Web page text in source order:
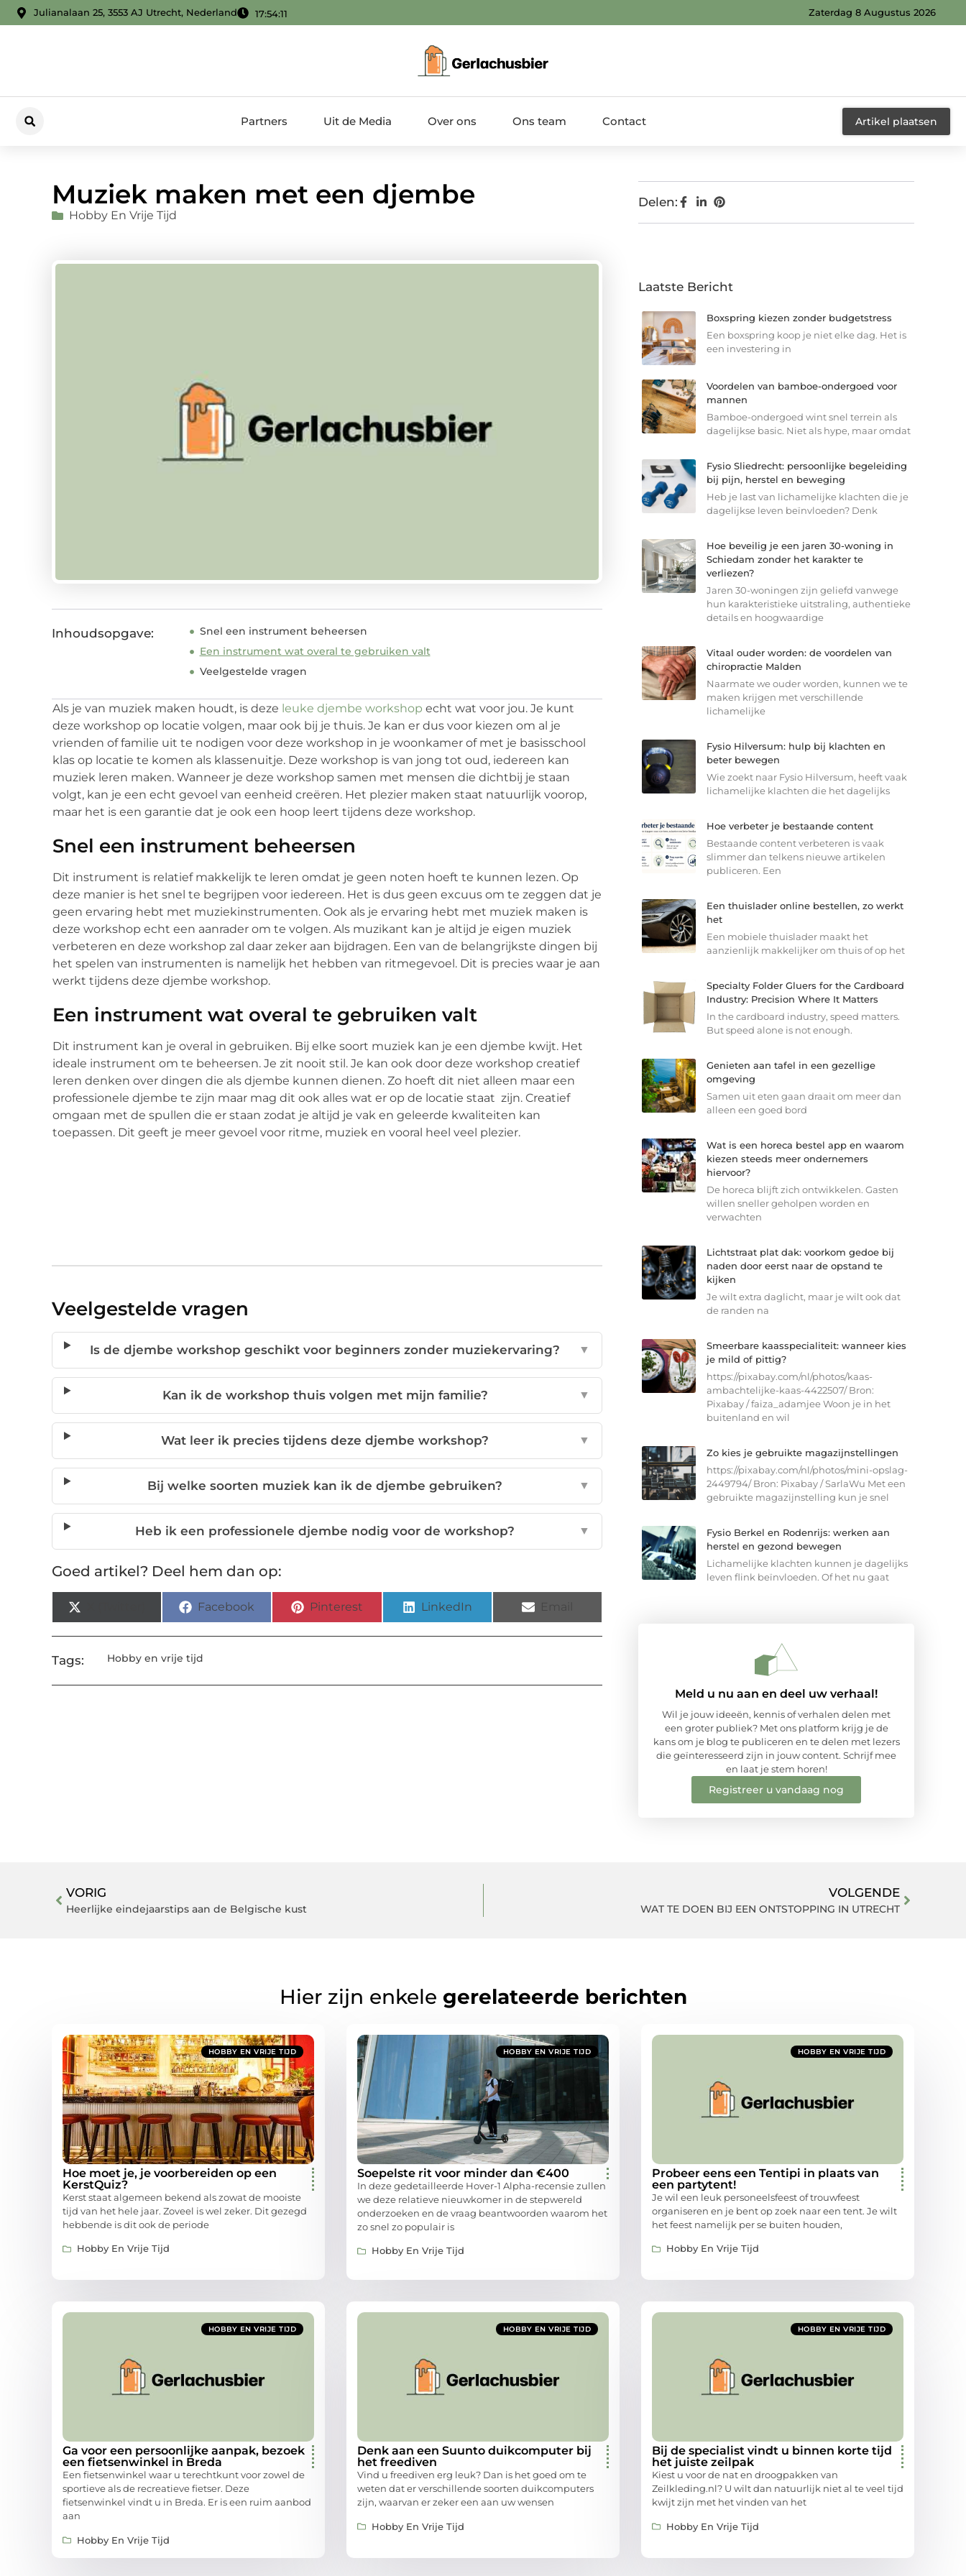
Julianalaan 25, 3553 AJ Utrecht, Nederland 17:54:12 Zaterdag 8 Augustus 2026
Partners Uit de Media Over ons Ons team Contact Artikel plaatsen
Muziek maken met een djembe
Hobby En Vrije Tijd
Inhoudsopgave:
Snel een instrument beheersen
Een instrument wat overal te gebruiken valt
Veelgestelde vragen
Als je van muziek maken houdt, is deze leuke djembe workshop echt wat voor jou. Je kunt
deze workshop op locatie volgen, maar ook bij je thuis. Je kan er dus voor kiezen om al je
vrienden of familie uit te nodigen voor deze workshop in je woonkamer of met je basisschool
klas op locatie te komen als klassenuitje. Deze workshop is van jong tot oud, iedereen kan
muziek leren maken. Wanneer je deze workshop samen met mensen die dichtbij je staan
volgt, kan je een echt gevoel van eenheid creëren. Het plezier maken staat natuurlijk voorop,
maar het is een garantie dat je ook een hoop leert tijdens deze workshop.
Snel een instrument beheersen
Dit instrument is relatief makkelijk te leren omdat je geen noten hoeft te kunnen lezen. Op
deze manier is het snel te begrijpen voor iedereen. Het is dus geen excuus om te zeggen dat je
geen ervaring hebt met muziekinstrumenten. Ook als je ervaring hebt met muziek maken is
deze workshop echt een aanrader om te volgen. Als muzikant kan je altijd je eigen muziek
verbeteren en deze workshop zal daar zeker aan bijdragen. Een van de belangrijkste dingen bij
het spelen van instrumenten is namelijk het hebben van ritmegevoel. Dit is precies waar je aan
werkt tijdens deze djembe workshop.
Een instrument wat overal te gebruiken valt
Dit instrument kan je overal in gebruiken. Bij elke soort muziek kan je een djembe kwijt. Het
ideale instrument om te beheersen. Je zit nooit stil. Je kan ook door deze workshop creatief
leren denken over dingen die als djembe kunnen dienen. Zo hoeft dit niet alleen maar een
professionele djembe te zijn maar mag dit ook alles wat er op de locatie staat zijn. Creatief
omgaan met de spullen die er staan zodat je altijd je vak en geleerde kwaliteiten kan
toepassen. Dit geeft je meer gevoel voor ritme, muziek en vooral heel veel plezier.
Veelgestelde vragen
Is de djembe workshop geschikt voor beginners zonder muziekervaring? ▼
Kan ik de workshop thuis volgen met mijn familie? ▼
Wat leer ik precies tijdens deze djembe workshop? ▼
Bij welke soorten muziek kan ik de djembe gebruiken? ▼
Heb ik een professionele djembe nodig voor de workshop? ▼
Goed artikel? Deel hem dan op:
Facebook Pinterest LinkedIn
Tags: Hobby en vrije tijd
Delen:
Laatste Bericht
Boxspring kiezen zonder budgetstress
Een boxspring koop je niet elke dag. Het is
een investering in
Voordelen van bamboe-ondergoed voor
mannen
Bamboe-ondergoed wint snel terrein als
dagelijkse basic. Niet als hype, maar omdat
Fysio Sliedrecht: persoonlijke begeleiding
bij pijn, herstel en beweging
Heb je last van lichamelijke klachten die je
dagelijkse leven beïnvloeden? Denk
Hoe beveilig je een jaren 30-woning in
Schiedam zonder het karakter te
verliezen?
Jaren 30-woningen zijn geliefd vanwege
hun karakteristieke uitstraling, authentieke
details en hoogwaardige
Vitaal ouder worden: de voordelen van
chiropractie Malden
Naarmate we ouder worden, kunnen we te
maken krijgen met verschillende
lichamelijke
Fysio Hilversum: hulp bij klachten en
beter bewegen
Wie zoekt naar Fysio Hilversum, heeft vaak
lichamelijke klachten die het dagelijks
Hoe verbeter je bestaande content
Bestaande content verbeteren is vaak
slimmer dan telkens nieuwe artikelen
publiceren. Een
Een thuislader online bestellen, zo werkt
het
Een mobiele thuislader maakt het
aanzienlijk makkelijker om thuis of op het
Specialty Folder Gluers for the Cardboard
Industry: Precision Where It Matters
In the cardboard industry, speed matters.
But speed alone is not enough.
Genieten aan tafel in een gezellige
omgeving
Samen uit eten gaan draait om meer dan
alleen een goed bord
Wat is een horeca bestel app en waarom
kiezen steeds meer ondernemers
hiervoor?
De horeca blijft zich ontwikkelen. Gasten
willen sneller geholpen worden en
verwachten
Lichtstraat plat dak: voorkom gedoe bij
naden door eerst naar de opstand te
kijken
Je wilt extra daglicht, maar je wilt ook dat
de randen na
Smeerbare kaasspecialiteit: wanneer kies
je mild of pittig?
https://pixabay.com/nl/photos/kaas-
ambachtelijke-kaas-4422507/ Bron:
Pixabay / faiza_adamjee Woon je in het
buitenland en wil
Zo kies je gebruikte magazijnstellingen
https://pixabay.com/nl/photos/mini-opslag-
2449794/ Bron: Pixabay / SarlaWu Met een
gebruikte magazijnstelling kun je snel
Fysio Berkel en Rodenrijs: werken aan
herstel en gezond bewegen
Lichamelijke klachten kunnen je dagelijks
leven flink beïnvloeden. Of het nu gaat
Meld u nu aan en deel uw verhaal!
Wil je jouw ideeën, kennis of verhalen delen met
een groter publiek? Met ons platform krijg je de
kans om je blog te publiceren en te delen met lezers
die geïnteresseerd zijn in jouw content. Schrijf mee
en laat je stem horen!
Registreer u vandaag nog
VORIG
Heerlijke eindejaarstips aan de Belgische kust
VOLGENDE
WAT TE DOEN BIJ EEN ONTSTOPPING IN UTRECHT
Hier zijn enkele gerelateerde berichten
HOBBY EN VRIJE TIJD
Hoe moet je, je voorbereiden op een
KerstQuiz?
Kerst staat algemeen bekend als zowat de mooiste
tijd van het hele jaar. Zoveel is wel zeker. Dit gezegd
hebbende is dit ook de periode
Hobby En Vrije Tijd
HOBBY EN VRIJE TIJD
Soepelste rit voor minder dan €400
In deze gedetailleerde Hover-1 Alpha-recensie zullen
we deze relatieve nieuwkomer in de stepwereld
onderzoeken en de vraag beantwoorden waarom het
zo snel zo populair is
Hobby En Vrije Tijd
HOBBY EN VRIJE TIJD
Probeer eens een Tentipi in plaats van
een partytent!
Je wil een leuk personeelsfeest of trouwfeest
organiseren en je bent op zoek naar een tent. Je wilt
het feest namelijk per se buiten houden,
Hobby En Vrije Tijd
HOBBY EN VRIJE TIJD
Ga voor een persoonlijke aanpak, bezoek
een fietsenwinkel in Breda
Een fietsenwinkel waar u terechtkunt voor zowel de
sportieve als de recreatieve fietser. Deze
fietsenwinkel vindt u in Breda. Er is een ruim aanbod
aan
Hobby En Vrije Tijd
HOBBY EN VRIJE TIJD
Denk aan een Suunto duikcomputer bij
het freediven
Vind u freediven erg leuk? Dan is het goed om te
weten dat er verschillende soorten duikcomputers
zijn, waarvan er zeker een aan uw wensen
Hobby En Vrije Tijd
HOBBY EN VRIJE TIJD
Bij de specialist vindt u binnen korte tijd
het juiste zeilpak
Kiest u voor de nat en droogpakken van
Zeilkleding.nl? U wilt dan natuurlijk niet al te veel tijd
kwijt zijn met het vinden van het
Hobby En Vrije Tijd